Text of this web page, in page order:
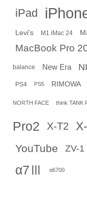
iPad
Levi's M1 iMac 24
MacBook Pro
balance New Era
PS4 PS5 RIMOWA
NORTH FACE think TANK
Pro2
X-T2
YouTube ZV-1
α7Ⅲ α6700